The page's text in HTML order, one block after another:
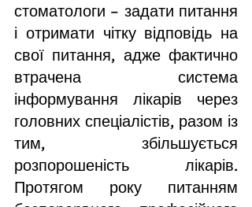
стоматологи – задати питання
і отримати чітку відповідь на
свої питання, адже фактично
втрачена система
інформування лікарів через
головних спеціалістів, разом із
тим, збільшується
розпорошеність лікарів.
Протягом року питанням